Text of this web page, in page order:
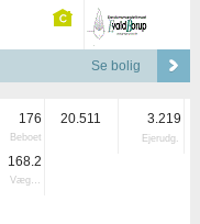
Se bolig
176
Beboet
168.2
Vægtet
20.511 3.219
Ejerudg.